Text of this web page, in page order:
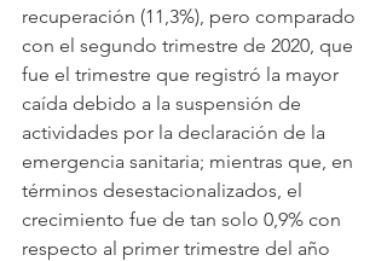
recuperación (11,3%), pero comparado
con el segundo trimestre de 2020, que
fue el trimestre que registró la mayor
caída debido a la suspensión de
actividades por la declaración de la
emergencia sanitaria; mientras que, en
términos desestacionalizados, el
crecimiento fue de tan solo 0,9% con
respecto al primer trimestre del año